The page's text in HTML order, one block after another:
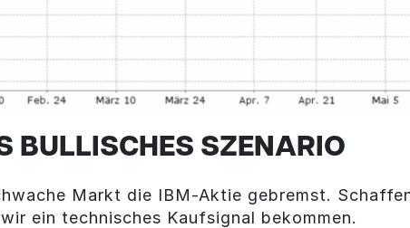
BULLISCHES SZENARIO
Markt die IBM-Aktie gebremst.
ein technisches Kaufsignal bekommen.